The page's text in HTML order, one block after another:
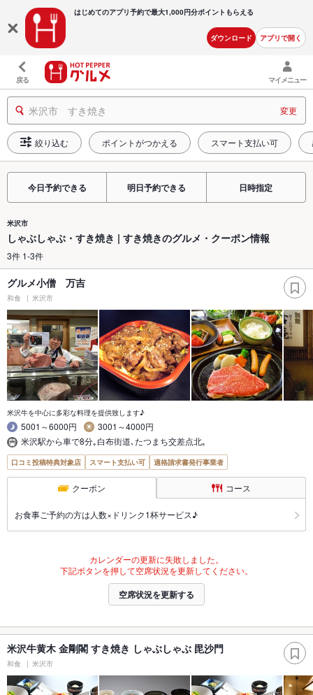
はじめてのアプリ予約で最大1,000円分ポイントもらえる
ダウンロード アプリで開く
戻る マイメニュー
米沢市 すき焼き 変更
絞り込む ポイントがつかえる スマート支払い可
今日予約できる 明日予約できる 日時指定
米沢市
しゃぶしゃぶ・すき焼き | すき焼きのグルメ・クーポン情報
3件 1-3件
グルメ小僧 万吉
和食 米沢市
米沢牛を中心に多彩な料理を提供致します♪
5001～6000円
3001～4000円
米沢駅から車で8分｡白布街道､たつまち交差点北｡
口コミ投稿特典対象店 スマート支払い可 適格請求書発行事業者
クーポン コース
お食事ご予約の方は人数×ドリンク1杯サービス♪
カレンダーの更新に失敗しました。
下記ボタンを押して空席状況を更新してください。
空席状況を更新する
米沢牛黄木 金剛閣 すき焼き しゃぶしゃぶ 毘沙門
和食 米沢市